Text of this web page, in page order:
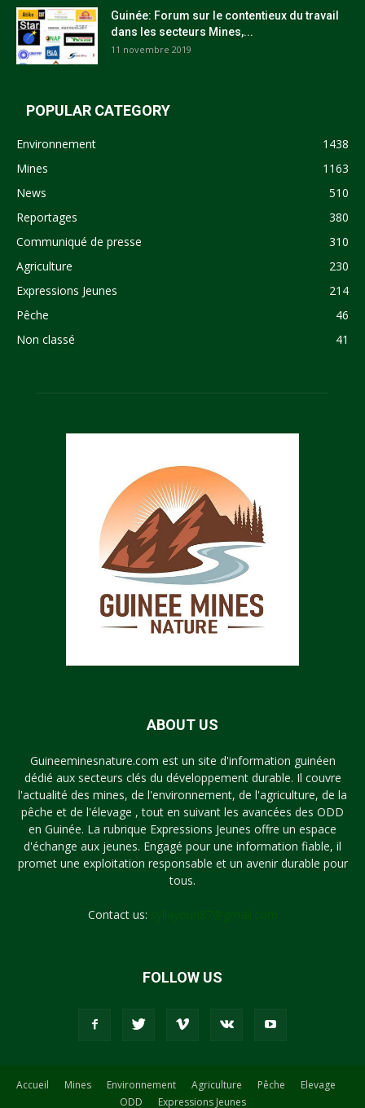
Guinée: Forum sur le contentieux du travail
dans les secteurs Mines,...
11 novembre 2019
POPULAR CATEGORY
Environnement
1438
Mines
1163
News
510
Reportages
380
Communiqué de presse
310
Agriculture
230
Expressions Jeunes
214
Pêche
46
Non classé
41
ABOUT US
Guineeminesnature.com est un site d'information guinéen
dédié aux secteurs clés du développement durable. Il couvre
l'actualité des mines, de l'environnement, de l'agriculture, de la
pêche et de l'élevage , tout en suivant les avancées des ODD
en Guinée. La rubrique Expressions Jeunes offre un espace
d'échange aux jeunes. Engagé pour une information fiable, il
promet une exploitation responsable et un avenir durable pour
tous.
Contact us:
FOLLOW US
Accueil Mines Environnement Agriculture Pêche
Elevage
ODD
Expressions Jeunes